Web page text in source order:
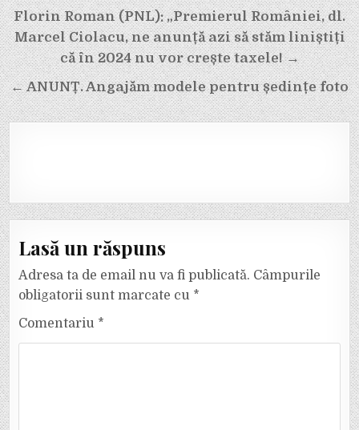
Navigare
în
articole
Florin Roman (PNL): „Premierul României, dl.
Marcel Ciolacu, ne anunță azi să stăm liniștiți
că în 2024 nu vor crește taxele! →
← ANUNȚ. Angajăm modele pentru ședințe foto
Lasă un răspuns
Adresa ta de email nu va fi publicată. Câmpurile
obligatorii sunt marcate cu *
Comentariu *